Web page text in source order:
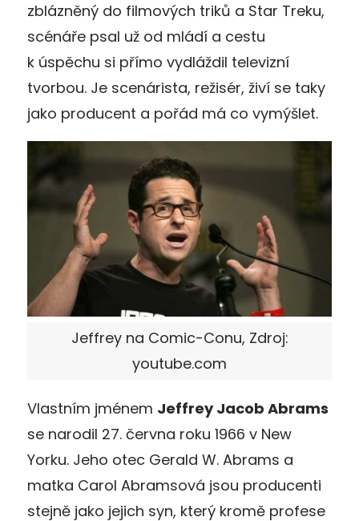
zblázněný do filmových triků a Star Treku,
scénáře psal už od mládí a cestu
k úspěchu si přímo vydláždil televizní
tvorbou. Je scenárista, režisér, živí se taky
jako producent a pořád má co vymýšlet.
Jeffrey na Comic-Conu, Zdroj:
youtube.com
Vlastním jménem Jeffrey Jacob Abrams
se narodil 27. června roku 1966 v New
Yorku. Jeho otec Gerald W. Abrams a
matka Carol Abramsová jsou producenti
stejně jako jejich syn, který kromě profese